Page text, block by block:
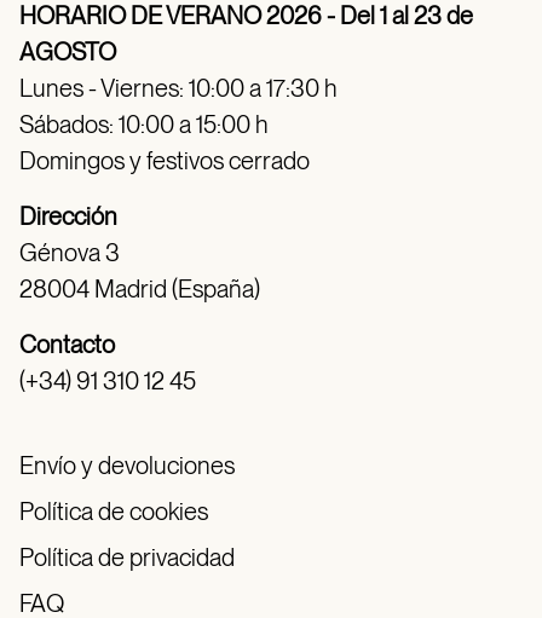
HORARIO DE VERANO 2026 - Del 1 al 23 de
AGOSTO
Lunes - Viernes: 10:00 a 17:30 h
Sábados: 10:00 a 15:00 h
Domingos y festivos cerrado
Dirección
Génova 3
28004 Madrid (España)
Contacto
(+34) 91 310 12 45
Envío y devoluciones
Política de cookies
Política de privacidad
FAQ